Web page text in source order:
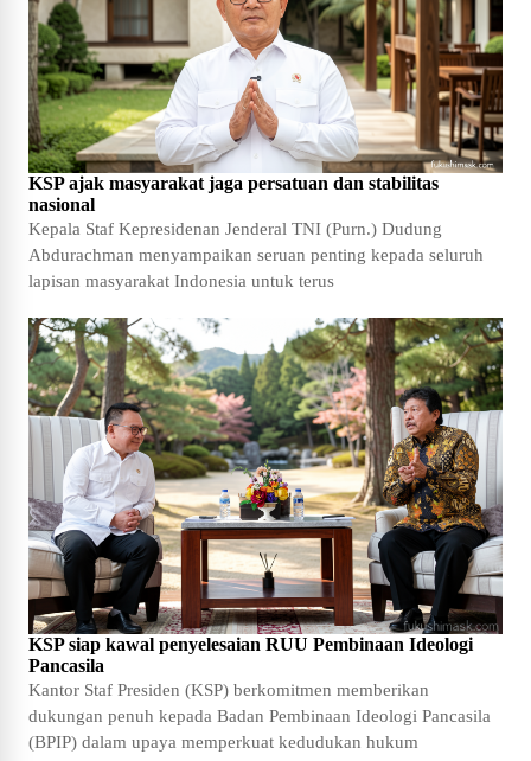
KSP ajak masyarakat jaga persatuan dan stabilitas
nasional
Kepala Staf Kepresidenan Jenderal TNI (Purn.) Dudung
Abdurachman menyampaikan seruan penting kepada seluruh
lapisan masyarakat Indonesia untuk terus
KSP siap kawal penyelesaian RUU Pembinaan Ideologi
Pancasila
Kantor Staf Presiden (KSP) berkomitmen memberikan
dukungan penuh kepada Badan Pembinaan Ideologi Pancasila
(BPIP) dalam upaya memperkuat kedudukan hukum